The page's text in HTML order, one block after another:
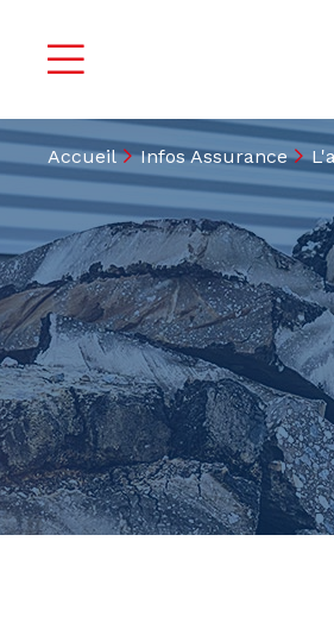
Accueil Infos Assurance